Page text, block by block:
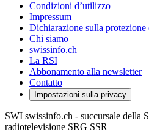
Condizioni d’utilizzo
Impressum
Dichiarazione sulla protezione
Chi siamo
swissinfo.ch
La RSI
Abbonamento alla newsletter
Contatto
Impostazioni sulla privacy
SWI swissinfo.ch - succursale della
radiotelevisione SRG SSR